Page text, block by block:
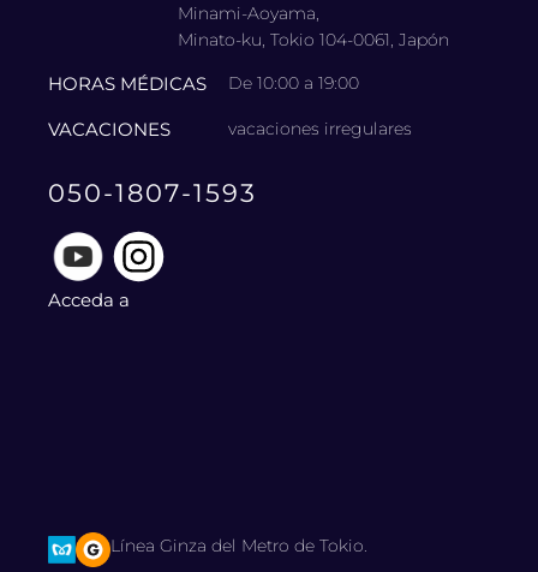
Minami-Aoyama,
Minato-ku, Tokio 104-0061, Japón
HORAS MÉDICAS De 10:00 a 19:00
VACACIONES vacaciones irregulares
050-1807-1593
Acceda a
Línea Ginza del Metro de Tokio.